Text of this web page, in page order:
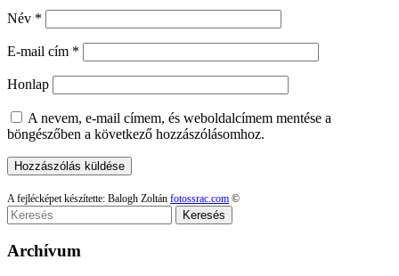
Név *
E-mail cím *
Honlap
A nevem, e-mail címem, és weboldalcímem mentése a
böngészőben a következő hozzászólásomhoz.
A fejlécképet készítette: Balogh Zoltán fotossrac.com ©
Keresés
Archívum